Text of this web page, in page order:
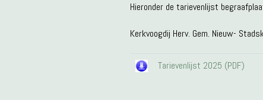
Hieronder de tarievenlijst
Kerkvoogdij Herv. Gem. Nieuw-
Tarievenlijst 2025 (PDF)